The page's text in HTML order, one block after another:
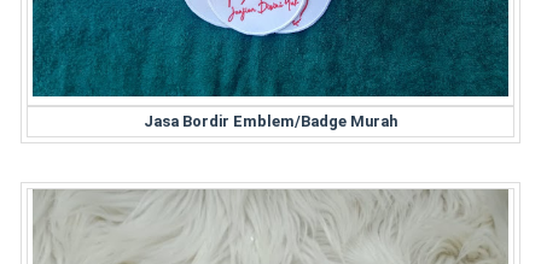
Jasa Bordir Emblem/Badge Murah